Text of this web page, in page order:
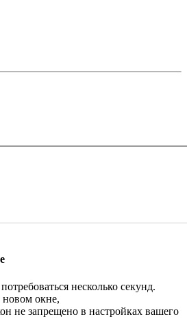
несколько секунд.
окне,
не запрещено в настройках вашего